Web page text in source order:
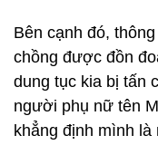
Bên cạnh đó,
chồng được đồn
dung tục kia bị tấn
người phụ nữ tên
khẳng định mình